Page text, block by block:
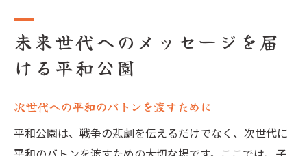
未来世代へのメッセージを届
ける平和公園
次世代への平和のバトンを渡すために
平和公園は、戦争の悲劇を伝えるだけでなく、次世代に